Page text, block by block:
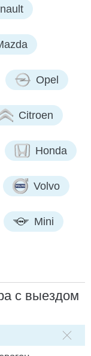
Opel
Citroen
Honda
Volvo
Mini
с выездом
РАБОТ